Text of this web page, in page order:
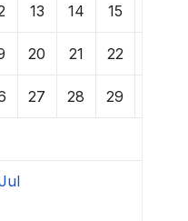
13 14 15
20 21 22
27 28 29